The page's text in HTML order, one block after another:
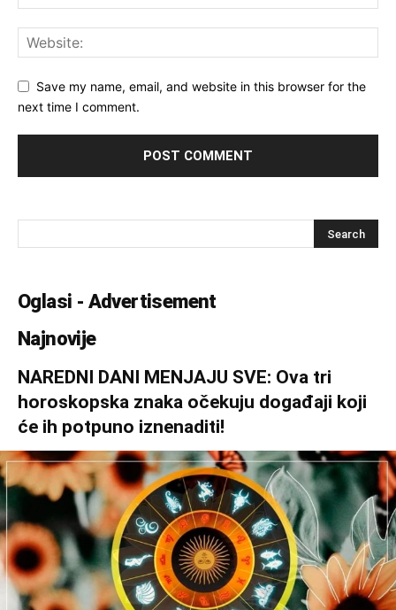
Save my name, email, and website in this browser for the
next time I comment.
Oglasi - Advertisement
Najnovije
NAREDNI DANI MENJAJU SVE: Ova tri
horoskopska znaka očekuju događaji koji
će ih potpuno iznenaditi!